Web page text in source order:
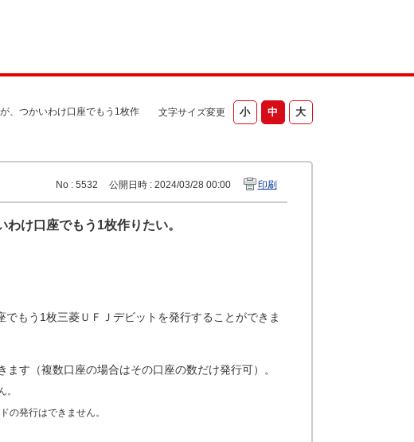
文字サイズ変更
、つかいわけ口座でもう1枚作
No : 5532 公開日時 : 2024/03/28 00:00 印刷
け口座でもう1枚作りたい。
もう1枚三菱ＵＦＪデビットを発行することができま
す（複数口座の場合はその口座の数だけ発行可）。
。
の発行はできません。